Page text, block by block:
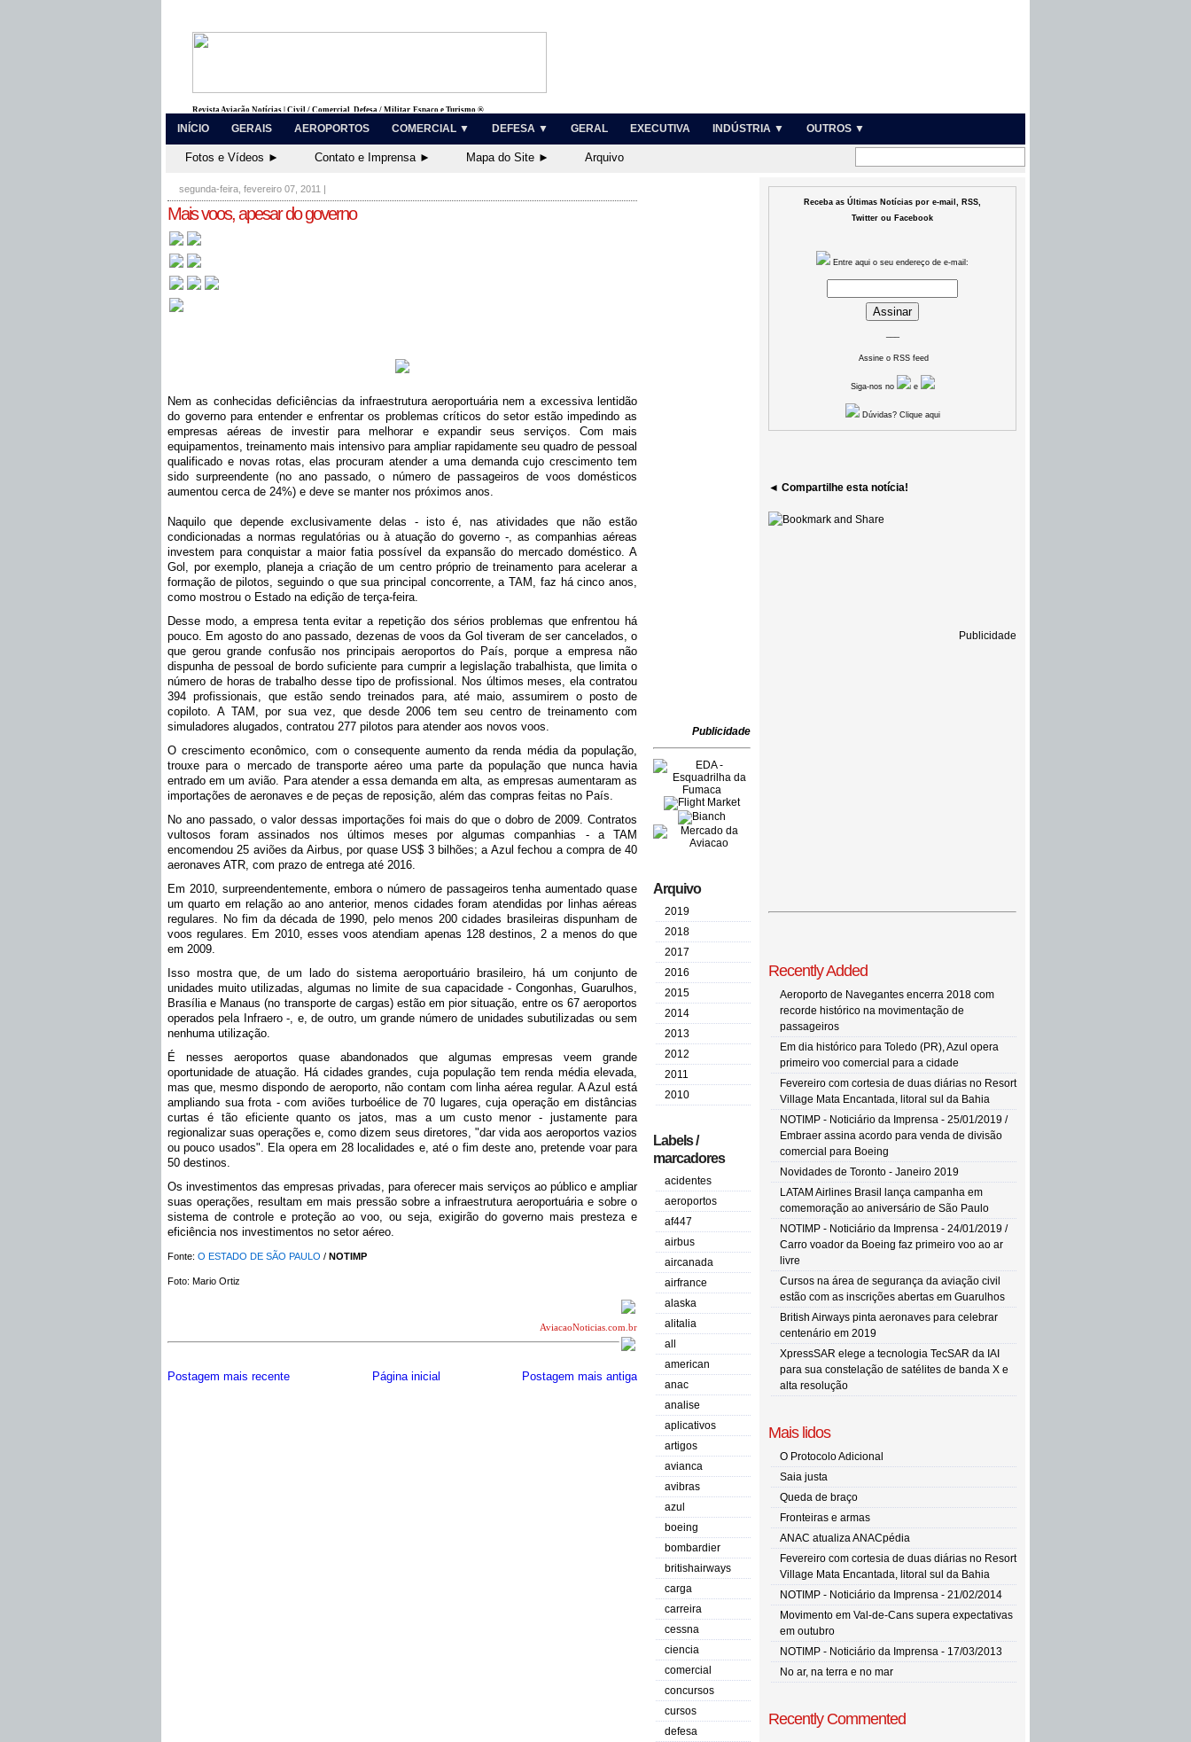
Revista Aviação Notícias | Civil / Comercial, Defesa / Militar, Espaço e Turismo ®
INÍCIO GERAIS AEROPORTOS COMERCIAL ▼ DEFESA ▼ GERAL EXECUTIVA INDÚSTRIA ▼ OUTROS ▼
Fotos e Vídeos ► Contato e Imprensa ► Mapa do Site ► Arquivo
segunda-feira, fevereiro 07, 2011 |
Mais voos, apesar do governo
Nem as conhecidas deficiências da infraestrutura aeroportuária nem a excessiva lentidão
do governo para entender e enfrentar os problemas críticos do setor estão impedindo as
empresas aéreas de investir para melhorar e expandir seus serviços. Com mais
equipamentos, treinamento mais intensivo para ampliar rapidamente seu quadro de pessoal
qualificado e novas rotas, elas procuram atender a uma demanda cujo crescimento tem
sido surpreendente (no ano passado, o número de passageiros de voos domésticos
aumentou cerca de 24%) e deve se manter nos próximos anos.
Naquilo que depende exclusivamente delas - isto é, nas atividades que não estão
condicionadas a normas regulatórias ou à atuação do governo -, as companhias aéreas
investem para conquistar a maior fatia possível da expansão do mercado doméstico. A
Gol, por exemplo, planeja a criação de um centro próprio de treinamento para acelerar a
formação de pilotos, seguindo o que sua principal concorrente, a TAM, faz há cinco anos,
como mostrou o Estado na edição de terça-feira.
Desse modo, a empresa tenta evitar a repetição dos sérios problemas que enfrentou há
pouco. Em agosto do ano passado, dezenas de voos da Gol tiveram de ser cancelados, o
que gerou grande confusão nos principais aeroportos do País, porque a empresa não
dispunha de pessoal de bordo suficiente para cumprir a legislação trabalhista, que limita o
número de horas de trabalho desse tipo de profissional. Nos últimos meses, ela contratou
394 profissionais, que estão sendo treinados para, até maio, assumirem o posto de
copiloto. A TAM, por sua vez, que desde 2006 tem seu centro de treinamento com
simuladores alugados, contratou 277 pilotos para atender aos novos voos.
O crescimento econômico, com o consequente aumento da renda média da população,
trouxe para o mercado de transporte aéreo uma parte da população que nunca havia
entrado em um avião. Para atender a essa demanda em alta, as empresas aumentaram as
importações de aeronaves e de peças de reposição, além das compras feitas no País.
No ano passado, o valor dessas importações foi mais do que o dobro de 2009. Contratos
vultosos foram assinados nos últimos meses por algumas companhias - a TAM
encomendou 25 aviões da Airbus, por quase US$ 3 bilhões; a Azul fechou a compra de 40
aeronaves ATR, com prazo de entrega até 2016.
Em 2010, surpreendentemente, embora o número de passageiros tenha aumentado quase
um quarto em relação ao ano anterior, menos cidades foram atendidas por linhas aéreas
regulares. No fim da década de 1990, pelo menos 200 cidades brasileiras dispunham de
voos regulares. Em 2010, esses voos atendiam apenas 128 destinos, 2 a menos do que
em 2009.
Isso mostra que, de um lado do sistema aeroportuário brasileiro, há um conjunto de
unidades muito utilizadas, algumas no limite de sua capacidade - Congonhas, Guarulhos,
Brasília e Manaus (no transporte de cargas) estão em pior situação, entre os 67 aeroportos
operados pela Infraero -, e, de outro, um grande número de unidades subutilizadas ou sem
nenhuma utilização.
É nesses aeroportos quase abandonados que algumas empresas veem grande
oportunidade de atuação. Há cidades grandes, cuja população tem renda média elevada,
mas que, mesmo dispondo de aeroporto, não contam com linha aérea regular. A Azul está
ampliando sua frota - com aviões turboélice de 70 lugares, cuja operação em distâncias
curtas é tão eficiente quanto os jatos, mas a um custo menor - justamente para
regionalizar suas operações e, como dizem seus diretores, "dar vida aos aeroportos vazios
ou pouco usados". Ela opera em 28 localidades e, até o fim deste ano, pretende voar para
50 destinos.
Os investimentos das empresas privadas, para oferecer mais serviços ao público e ampliar
suas operações, resultam em mais pressão sobre a infraestrutura aeroportuária e sobre o
sistema de controle e proteção ao voo, ou seja, exigirão do governo mais presteza e
eficiência nos investimentos no setor aéreo.
Fonte: O ESTADO DE SÃO PAULO / NOTIMP
Foto: Mario Ortiz
AviacaoNoticias.com.br
Postagem mais recente Postagem mais antiga
Página inicial
Publicidade
Arquivo
2019
2018
2017
2016
2015
2014
2013
2012
2011
2010
Labels /
marcadores
acidentes
aeroportos
af447
airbus
aircanada
airfrance
alaska
alitalia
all
american
anac
analise
aplicativos
artigos
avianca
avibras
azul
boeing
bombardier
britishairways
carga
carreira
cessna
ciencia
comercial
concursos
cursos
defesa
Receba as Últimas Notícias por e-mail, RSS,
Twitter ou Facebook
Entre aqui o seu endereço de e-mail:
Assine o RSS feed
Siga-nos no e
Dúvidas? Clique aqui
◄ Compartilhe esta notícia!
Publicidade
Recently Added
Aeroporto de Navegantes encerra 2018 com
recorde histórico na movimentação de
passageiros
Em dia histórico para Toledo (PR), Azul opera
primeiro voo comercial para a cidade
Fevereiro com cortesia de duas diárias no Resort
Village Mata Encantada, litoral sul da Bahia
NOTIMP - Noticiário da Imprensa - 25/01/2019 /
Embraer assina acordo para venda de divisão
comercial para Boeing
Novidades de Toronto - Janeiro 2019
LATAM Airlines Brasil lança campanha em
comemoração ao aniversário de São Paulo
NOTIMP - Noticiário da Imprensa - 24/01/2019 /
Carro voador da Boeing faz primeiro voo ao ar
livre
Cursos na área de segurança da aviação civil
estão com as inscrições abertas em Guarulhos
British Airways pinta aeronaves para celebrar
centenário em 2019
XpressSAR elege a tecnologia TecSAR da IAI
para sua constelação de satélites de banda X e
alta resolução
Mais lidos
O Protocolo Adicional
Saia justa
Queda de braço
Fronteiras e armas
ANAC atualiza ANACpédia
Fevereiro com cortesia de duas diárias no Resort
Village Mata Encantada, litoral sul da Bahia
NOTIMP - Noticiário da Imprensa - 21/02/2014
Movimento em Val-de-Cans supera expectativas
em outubro
NOTIMP - Noticiário da Imprensa - 17/03/2013
No ar, na terra e no mar
Recently Commented